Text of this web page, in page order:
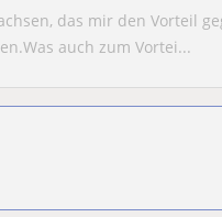
das mir den Vorteil
auch zum Vortei...